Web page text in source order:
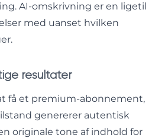
AI-omskrivning er en ligetil
med uanset hvilken
resultater
få et premium-abonnement,
genererer autentisk
originale tone af indhold for